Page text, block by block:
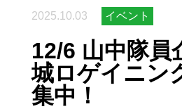
2025.10.03 イベント
12/6 山中隊員
城ロゲイニン
集中！